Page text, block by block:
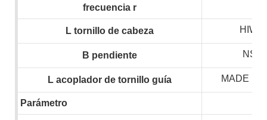
frecuencia r
L tornillo de cabeza
B pendiente
L acoplador de tornillo guía MADE IN
Parámetro